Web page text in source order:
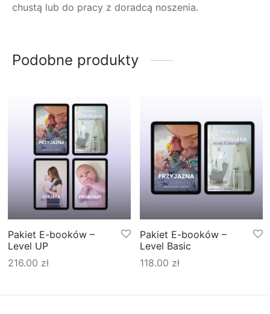
chustą lub do pracy z doradcą noszenia.
Podobne produkty
Pakiet E-booków –
Level UP
216.00 zł
Pakiet E-booków –
Level Basic
118.00 zł